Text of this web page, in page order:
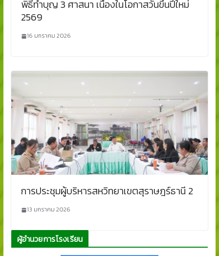
พิธีทำบุญ 3 ศาสนา เนื่องในโอกาสวันขึ้นปีใหม่
2569
16 มกราคม 2026
การประชุมผู้บริหารสหวิทยาเขตสุราษฎร์ธานี 2
13 มกราคม 2026
ผู้อำนวยการโรงเรียน